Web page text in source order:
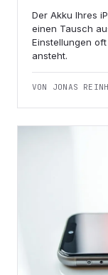
Der Akku Ihres
einen Tausch
Einstellungen
ansteht.
VON JONAS